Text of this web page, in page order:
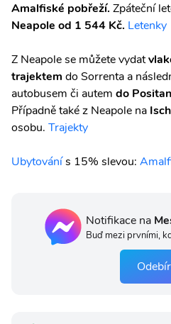
Amalfiské pobřeží. Zpáteční
Neapole od 1 544 Kč. Letenky
Z Neapole se můžete vydat
trajektem do Sorrenta a
autobusem či autem do
Případně také z Neapole na
osobu. Trajekty
Ubytovánís 15% slevou:
Notifikace na
Buď mezi prvními,